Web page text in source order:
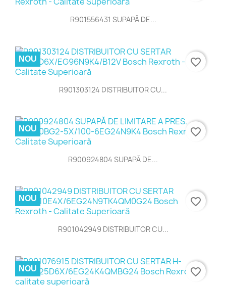
R901556431 SUPAPĂ DE...
R901303124 DISTRIBUITOR CU...
NOU favorite_border
R900924804 SUPAPĂ DE...
NOU favorite_border
R901042949 DISTRIBUITOR CU...
NOU favorite_border
NOU favorite_border